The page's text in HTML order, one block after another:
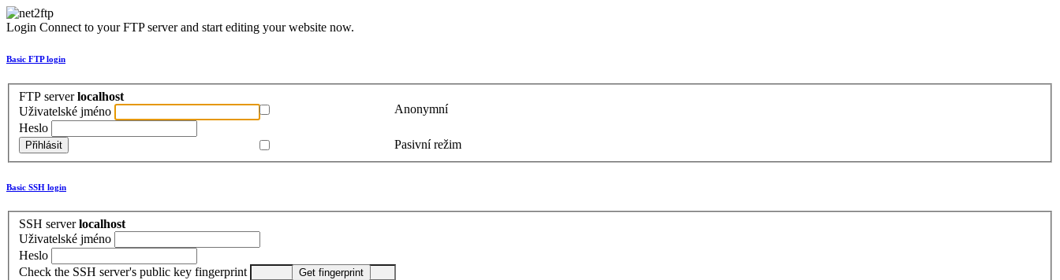
Login Connect to your FTP server and start editing your website now.
Basic FTP login
FTP server localhost
Uživatelské jméno
Heslo
Basic SSH login
SSH server localhost
Uživatelské jméno
Heslo
Check the SSH server's public key fingerprint
Anonymní
Pasivní režim